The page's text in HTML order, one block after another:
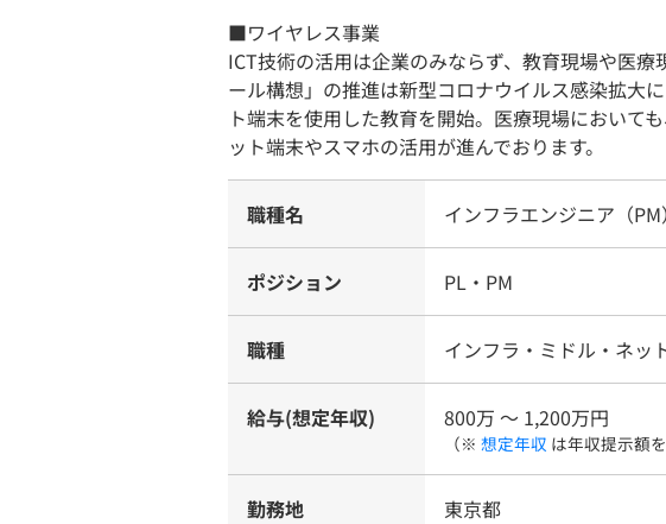
■ワイヤレス事業
ICT技術の活用は企業のみならず、教育現場や医療
ール構想」の推進は新型コロナウイルス感染拡大
ト端末を使用した教育を開始。医療現場において
ット端末やスマホの活用が進んでおります。
職種名 インフラエンジニア（PM）
ポジション PL・PM
職種 インフラ・ミドル・ネッ
給与(想定年収) 800万 〜 1,200万円
（※ 想定年収 は年収提示額
勤務地 東京都